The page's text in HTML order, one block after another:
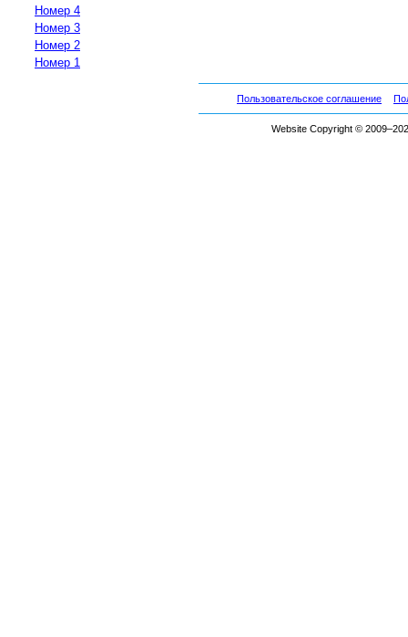
Номер 4
Номер 3
Номер 2
Номер 1
Пользовательское соглашение
Website Copyright ©